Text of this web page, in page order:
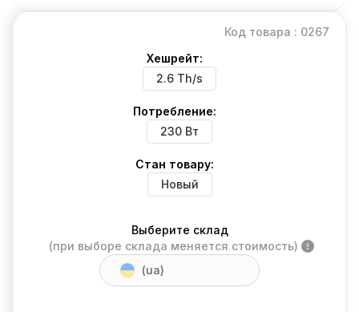
Код товара : 0267
Хешрейт:
2.6 Th/s
Потребление:
230 Вт
Стан товару:
Новый
Выберите склад
(при выборе склада меняется стоимость)
(ua)